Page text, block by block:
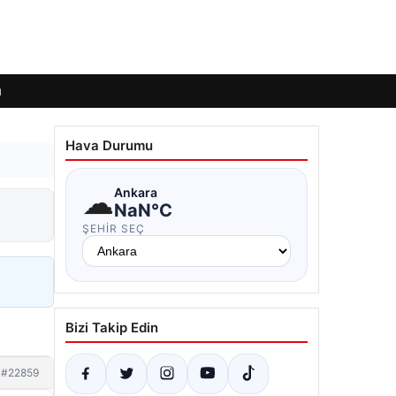
#22859
Hava Durumu
☁Ankara
NaN°C
ŞEHIR SEÇ
Bizi Takip Edin